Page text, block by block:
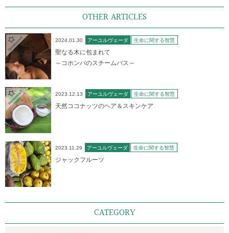
OTHER ARTICLES
2024.01.30 アーユルヴェーダ 生命に関する智慧
聖なる木に包まれて
～コホンバのスチームバス～
2023.12.13 アーユルヴェーダ 生命に関する智慧
天然ココナッツのヘア＆スキンケア
2023.11.29 アーユルヴェーダ 生命に関する智慧
ジャックフルーツ
CATEGORY